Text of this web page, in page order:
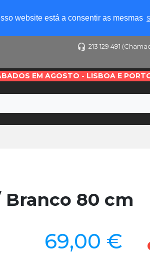
website está a consentir as mesmas
213 129 491
EM AGOSTO - LISBOA E
Branco 80 cm
69,00 €